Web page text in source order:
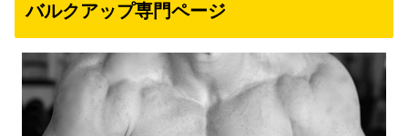
バルクアップ専門ページ